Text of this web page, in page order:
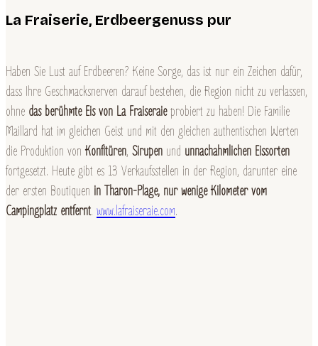
La Fraiserie, Erdbeergenuss pur
Haben Sie Lust auf Erdbeeren? Keine Sorge, das ist nur ein Zeichen dafür,
dass Ihre Geschmacksnerven darauf bestehen, die Region nicht zu verlassen,
ohne das berühmte Eis von La Fraiseraieprobiert zu haben! Die Familie
Maillard hat im gleichen Geist und mit den gleichen authentischen Werten
die Produktion von Konfitüren, Sirupen und unnachahmlichen Eissorten
fortgesetzt. Heute gibt es 13 Verkaufsstellen in der Region, darunter eine
der ersten Boutiquen in Tharon-Plage, nur wenige Kilometer vom
Campingplatz entfernt. www.lafraiseraie.com.